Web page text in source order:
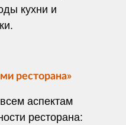
кухни и
ресторана»
аспектам
ресторана: